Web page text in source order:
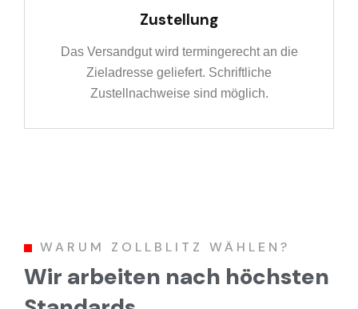
Zustellung
Das Versandgut wird termingerecht an die
Zieladresse geliefert. Schriftliche
Zustellnachweise sind möglich.
WARUM ZOLLBLITZ WÄHLEN?
Wir arbeiten nach höchsten